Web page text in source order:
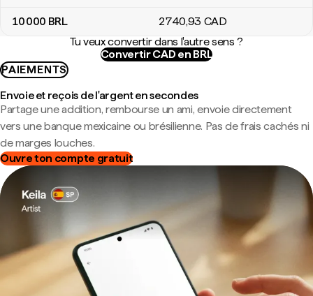
10 000 BRL 2 740,93 CAD
Tu veux convertir dans l'autre sens ?
Convertir CAD en BRL
PAIEMENTS
Envoie et reçois de l'argent en secondes
Partage une addition, rembourse un ami, envoie directement
vers une banque mexicaine ou brésilienne. Pas de frais cachés ni
de marges louches.
Ouvre ton compte gratuit